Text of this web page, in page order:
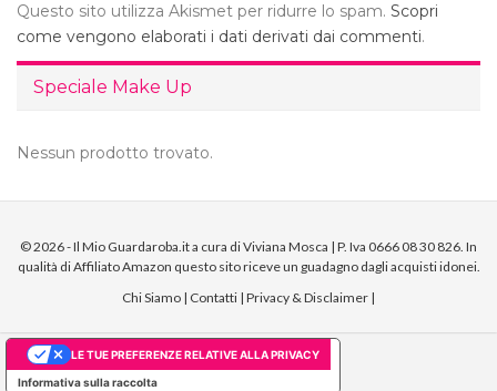
Questo sito utilizza Akismet per ridurre lo spam. Scopri
come vengono elaborati i dati derivati dai commenti.
Speciale Make Up
Nessun prodotto trovato.
© 2026 - Il Mio Guardaroba.it a cura di Viviana Mosca | P. Iva 0666 08 30 826. In
qualità di Affiliato Amazon questo sito riceve un guadagno dagli acquisti idonei.
Chi Siamo | Contatti | Privacy & Disclaimer |
Informativa sulla raccolta
LE TUE PREFERENZE RELATIVE ALLA PRIVACY